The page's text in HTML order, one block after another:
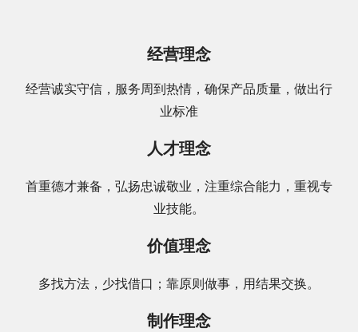
经营理念
经营诚实守信，服务周到热情，确保产品质量，做出行
业标准
人才理念
首重德才兼备，弘扬忠诚敬业，注重综合能力，重视专
业技能。
价值理念
多找方法，少找借口；靠原则做事，用结果交换。
制作理念